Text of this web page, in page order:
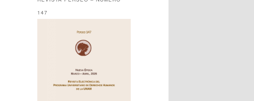
147